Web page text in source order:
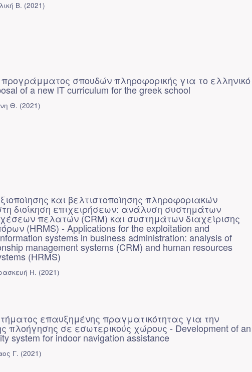
Β. (2021)
σπουδών πληροφορικής για το ελληνικό
of a new IT curriculum for the greek school
Θ. (2021)
και βελτιστοποίησης πληροφοριακών
διοίκηση επιχειρήσεων: ανάλυση συστημάτων
πελατών (CRM) και συστημάτων διαχείρισης
(HRMS) - Applications for the exploitation and
systems in business administration: analysis of
management systems (CRM) and human resources
(HRMS)
Η. (2021)
επαυξημένης πραγματικότητας για την
πλοήγησης σε εσωτερικούς χώρους - Development of an
system for indoor navigation assistance
Γ. (2021)